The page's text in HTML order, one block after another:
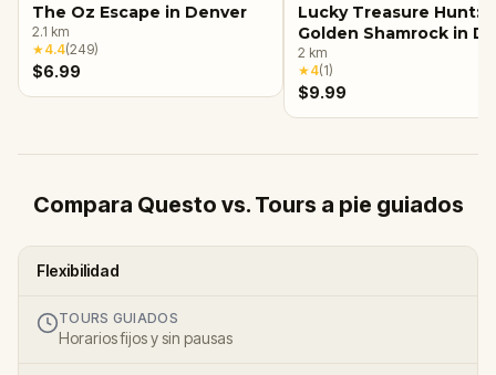
The Oz Escape in Denver
2.1 km
★4.4(249)
$6.99
Lucky Treasure Hunt:
Golden Shamrock in
2 km
★4(1)
$9.99
Compara Questo vs. Tours a pie guiados
Flexibilidad
TOURS GUIADOS
Horarios fijos y sin pausas